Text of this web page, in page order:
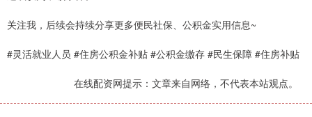
关注我，后续会持续分享更多便民社保、公积金实用信息~
#灵活就业人员 #住房公积金补贴 #公积金缴存 #民生保障 #住房补贴
在线配资网提示：文章来自网络，不代表本站观点。